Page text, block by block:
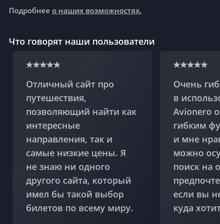
Подробнее о наших возможностях.
Что говорят наши пользователи
Отличный сайт про
путешествия,
позволяющий найти как
интересные
направления, так и
самые низкие цены. Я
не знаю ни одного
другого сайта, который
имел бы такой выбор
билетов по всему миру.
Очень
в
Avionero
гибким
и мне
можно
поиск на
если вы
куда